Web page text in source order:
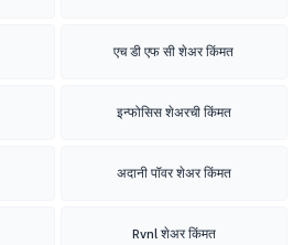
एच डी एफ सी शेअर किंमत
इन्फोसिस शेअरची किंमत
अदानी पॉवर शेअर किंमत
Rvnl शेअर किंमत